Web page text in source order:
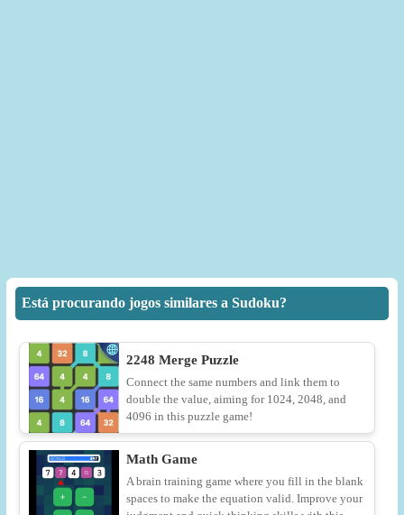
Está procurando jogos similares a Sudoku?
2248 Merge Puzzle
Connect the same numbers and link them to
double the value, aiming for 1024, 2048, and
4096 in this puzzle game!
Math Game
A brain training game where you fill in the blank
spaces to make the equation valid. Improve your